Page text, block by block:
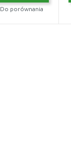
Do porównania